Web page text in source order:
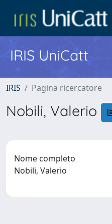
IRIS UniCatt
IRIS Pagina ricercatore
Nobili, Valerio
Nome completo
Nobili, Valerio